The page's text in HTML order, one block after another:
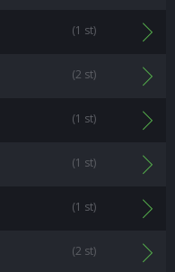
(1 st)
(2 st)
(1 st)
(1 st)
(1 st)
(2 st)